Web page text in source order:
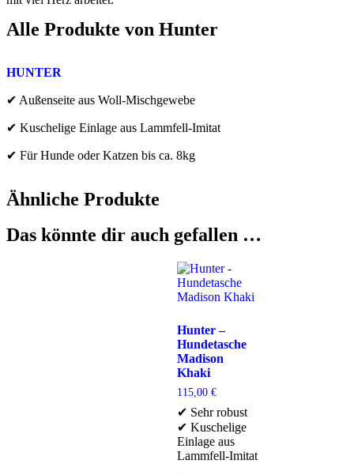
Alle Produkte von Hunter
HUNTER
✔ Außenseite aus Woll-Mischgewebe
✔ Kuschelige Einlage aus Lammfell-Imitat
✔ Für Hunde oder Katzen bis ca. 8kg
Ähnliche Produkte
Das könnte dir auch gefallen …
Hunter –
Hundetasche
Madison
Khaki
115,00 €
✔ Sehr robust
✔ Kuschelige
Einlage aus
Lammfell-Imitat